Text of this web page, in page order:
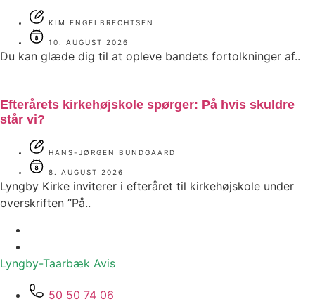
KIM ENGELBRECHTSEN
10. AUGUST 2026
Du kan glæde dig til at opleve bandets fortolkninger af..
Efterårets kirkehøjskole spørger: På hvis skuldre
står vi?
HANS-JØRGEN BUNDGAARD
8. AUGUST 2026
Lyngby Kirke inviterer i efteråret til kirkehøjskole under
overskriften ”På..
Lyngby-Taarbæk Avis
50 50 74 06